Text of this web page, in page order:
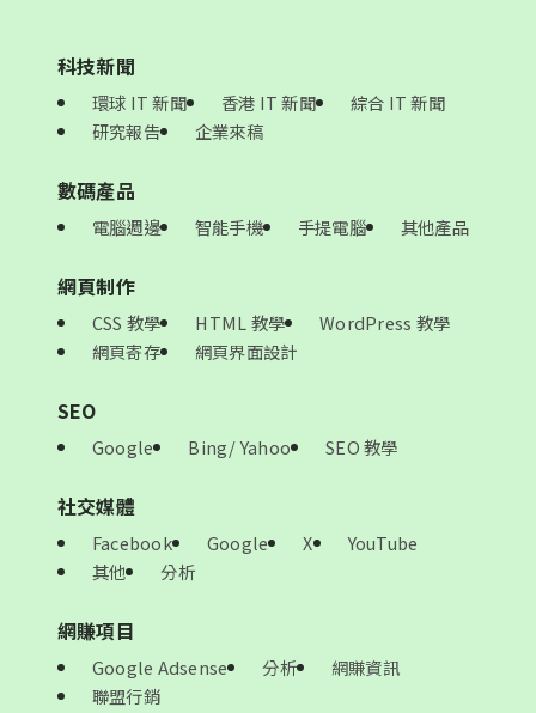
科技新聞
環球 IT 新聞 香港 IT 新聞
綜合 IT 新聞
研究報告
企業來稿
數碼產品
電腦週邊 智能手機 手提電腦 其他產品
網頁制作
CSS 教學 HTML 教學
WordPress 教學
網頁寄存
網頁界面設計
SEO
Google Bing/ Yahoo SEO 教學
社交媒體
Facebook Google X
YouTube
其他
分析
網賺項目
Google Adsense 分析
網賺資訊
聯盟行銷